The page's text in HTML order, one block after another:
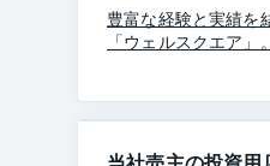
豊富な経験と実績を
「ウェルスクエア」。